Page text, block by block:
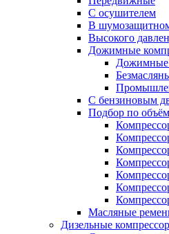
С осушителем
В
Высокого
Дожимные
Дожимные
С бензиновым
Подбор по
Масляные
Дизельные